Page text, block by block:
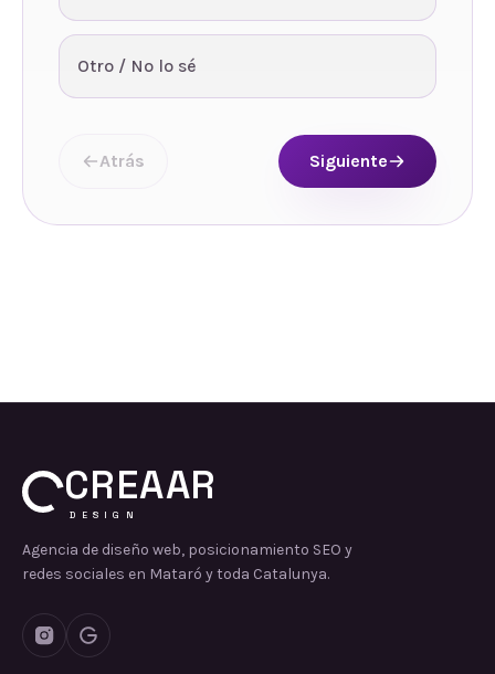
Otro / No lo sé
Atrás Siguiente
CREAAR
DESIGN
Agencia de diseño web, posicionamiento SEO y
redes sociales en Mataró y toda Catalunya.